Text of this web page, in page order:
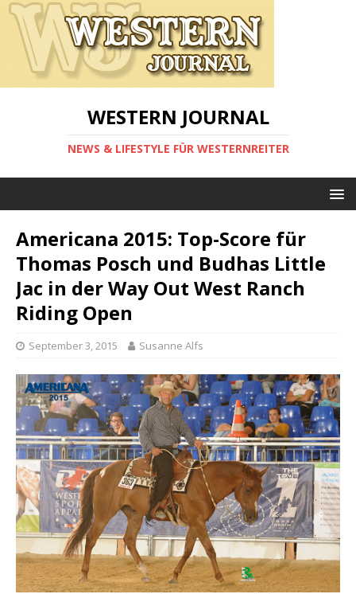
WESTERN JOURNAL
NEWS & LIFESTYLE FÜR WESTERNREITER
Americana 2015: Top-Score für
Thomas Posch und Budhas Little
Jac in der Way Out West Ranch
Riding Open
September 3, 2015 Susanne Alfs